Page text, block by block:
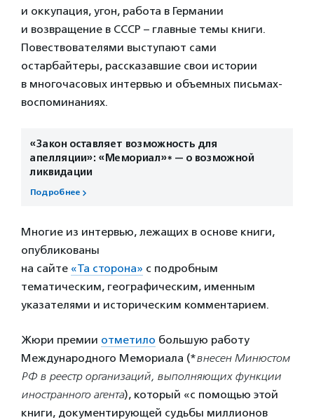
и оккупация, угон, работа в Германии
и возвращение в СССР – главные темы книги.
Повествователями выступают сами
остарбайтеры, рассказавшие свои истории
в многочасовых интервью и объемных письмах-
воспоминаниях.
«Закон оставляет возможность для
апелляции»: «Мемориал»* — о возможной
ликвидации
Подробнее
Многие из интервью, лежащих в основе книги,
опубликованы
на сайте «Та сторона» с подробным
тематическим, географическим, именным
указателями и историческим комментарием.
Жюри премии отметило большую работу
Международного Мемориала (*внесен Минюстом
РФ в реестр организаций, выполняющих функции
иностранного агента), который «с помощью этой
книги, документирующей судьбы миллионов